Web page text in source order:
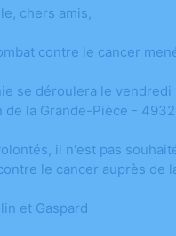
chers amis,
contre le cancer
se déroulera le vendredi
la Grande-Pièce -
il n'est pas
le cancer auprès de
et Gaspard